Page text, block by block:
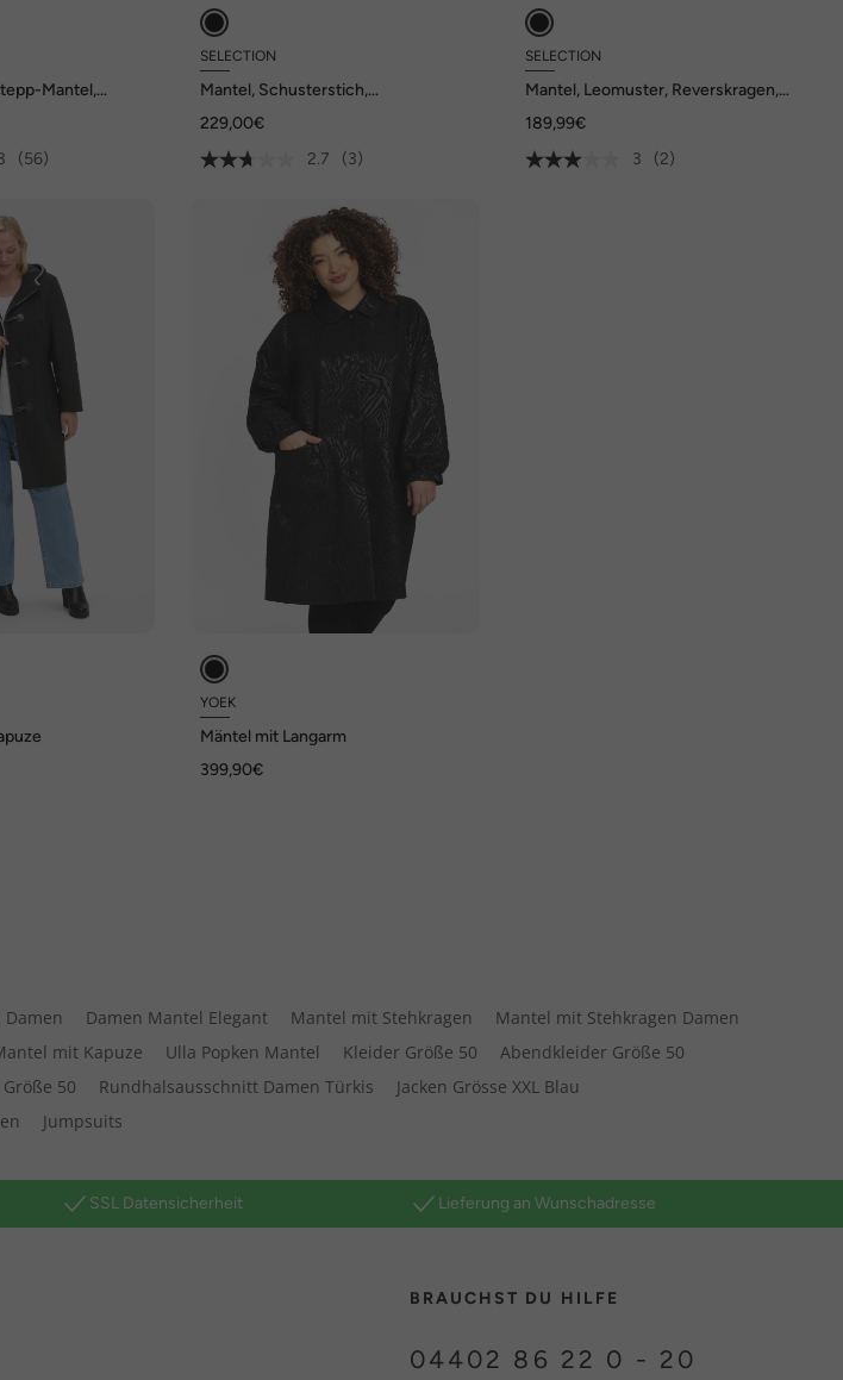
Mantel,
(56)
SELECTION
Mantel, Schusterstich,
229,00€
2.7
(3)
SELECTION
Mantel, Leomuster, Reverskragen,
189,99€
3
(2)
YOEK
Mäntel mit Langarm
399,90€
Damen Mantel Elegant Mantel mit Stehkragen
Mantel mit Stehkragen Damen
mit Kapuze Ulla Popken Mantel Kleider Größe 50
Abendkleider Größe 50
50 Rundhalsausschnitt Damen Türkis
Jacken Grösse XXL Blau
Jumpsuits
SSL Datensicherheit Lieferung an Wunschadresse
BRAUCHST DU HILFE
04402 86 22 0 - 20